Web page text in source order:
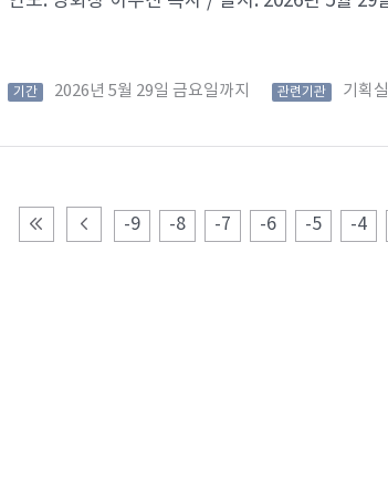
기간 2026년 5월 29일 금요일까지 관련기관 기획실
-9 -8 -7 -6 -5 -4